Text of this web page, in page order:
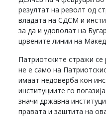
резултат на револт од
владата на СДСМ и
за да и удоволат на
црвените линии на
Патриотските стражи се
не е само на
имаат недоверба кон
институциите го
значи државна
правата и заштита на